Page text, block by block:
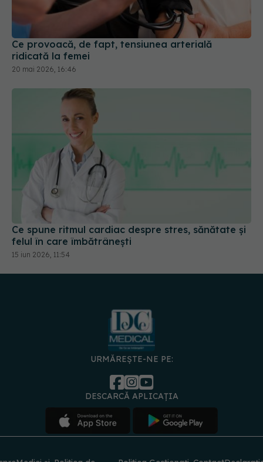
Ce provoacă, de fapt, tensiunea arterială
ridicată la femei
20 mai 2026, 16:46
Ce spune ritmul cardiac despre stres, sănătate și
felul în care îmbătrânești
15 iun 2026, 11:54
URMĂREȘTE-NE PE:
DESCARCĂ APLICAȚIA